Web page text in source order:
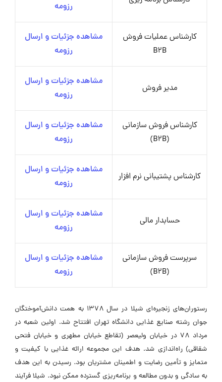
رزومه
کارشناس عملیات فروش
B2B
مشاهده جزئیات و ارسال
رزومه
مدیر فروش
مشاهده جزئیات و ارسال
رزومه
کارشناس فروش سازمانی
(B2B)
مشاهده جزئیات و ارسال
رزومه
کارشناس پشتیبانی نرم افزار
مشاهده جزئیات و ارسال
رزومه
حسابدار مالی
مشاهده جزئیات و ارسال
رزومه
سرپرست فروش سازمانی
(B2B)
مشاهده جزئیات و ارسال
رزومه
رستوران‌های زنجیره‌ای شیلا در سال ۱۳۷۸ به همت دانش‌آموختگان
جوان رشته صنایع غذایی دانشگاه تهران افتتاح شد. اولین شعبه در
مرداد ۷۸ در خیابان ولیعصر (تقاطع خیابان مطهری و خیابان فتحی
شقاقی) راه‌اندازی شد. هدف این مجموعه ارائه غذایی با کیفیت و
متمایز و تأمین رضایت و اطمینان مشتریان بود. رسیدن به این هدف
به سادگی و بدون مطالعه و برنامه‌ریزی گسترده ممکن نبود. شیلا فرآیند